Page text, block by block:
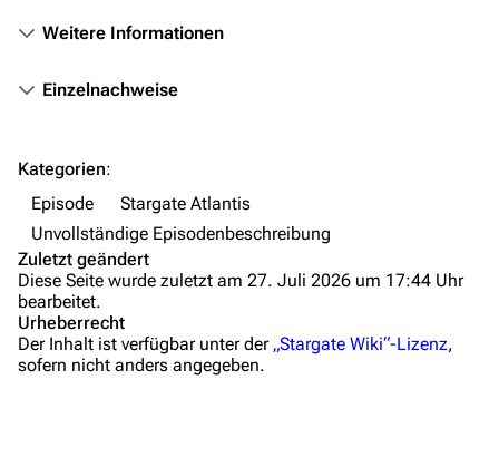
Autorenportal
Themengruppen
Wiki-Diskussion
Anfragen
Administrations-Übersicht
Löschantrag
Vandalismus melden
Weitere Informationen
Einzelnachweise
Kategorien:
Episode
Stargate Atlantis
Unvollständige Episodenbeschreibung
Zuletzt geändert
Diese Seite wurde zuletzt am 27. Juli 2026 um 17:44 Uhr
bearbeitet.
Urheberrecht
Der Inhalt ist verfügbar unter der „Stargate Wiki“-Lizenz,
sofern nicht anders angegeben.